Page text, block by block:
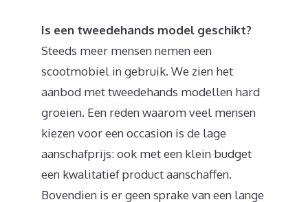
Is een tweedehands model geschikt?
Steeds meer mensen nemen een
scootmobiel in gebruik. We zien het
aanbod met tweedehands modellen hard
groeien. Een reden waarom veel mensen
kiezen voor een occasion is de lage
aanschafprijs: ook met een klein budget
een kwalitatief product aanschaffen.
Bovendien is er geen sprake van een lange